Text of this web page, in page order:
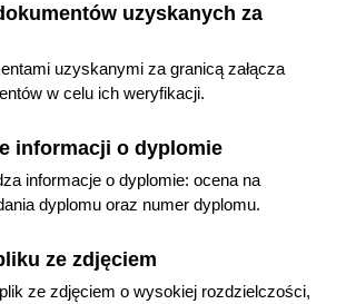
uzyskanych za
uzyskanymi za granicą załącza
w celu ich weryfikacji.
informacji o dyplomie
informacje o dyplomie: ocena na
dyplomu oraz numer dyplomu.
ze zdjęciem
ze zdjęciem o wysokiej rozdzielczości,